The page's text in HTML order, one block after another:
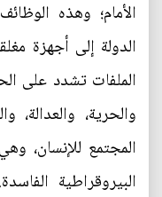
الأمام؛ وهذه
الدولة إلى أجهزة
الملفات تشدد على
والحرية، والعدالة،
المجتمع للإنسان،
البيروقراطية